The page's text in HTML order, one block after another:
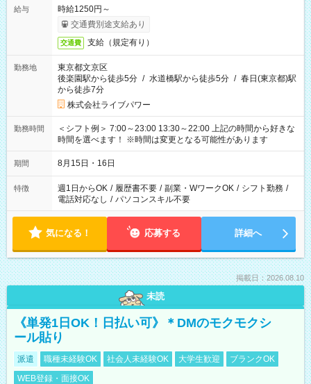
給与
時給1250円～
交通費別途支給あり
交通費 支給（規定有り）
勤務地
東京都文京区
後楽園駅から徒歩5分 / 水道橋駅から徒歩5分 / 春日(東京都)駅
から徒歩7分
株式会社ライブパワー
勤務時間
＜シフト例＞ 7:00～23:00 13:30～22:00 上記の時間から好きな
時間を選べます！ ※時間は変更となる可能性があります
期間 8月15日・16日
特徴 週1日からOK / 履歴書不要 / 副業・WワークOK / シフト勤務 /
電話対応なし / パソコンスキル不要
気になる！ 応募する 詳細へ
掲載日：2026.08.10
未読
《単発1日OK！日払い可》＊DMのモクモクシ
ール貼り
派遣 職種未経験OK 社会人未経験OK 大学生歓迎
ブランクOK
WEB登録・面接OK